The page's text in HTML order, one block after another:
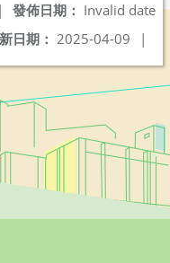
發佈日期： Invalid date
|
日期： 2025-04-09 |